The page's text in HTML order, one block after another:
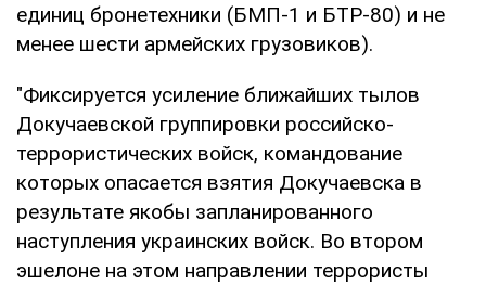
единиц бронетехники (БМП-1 и БТР-80) и не
менее шести армейских грузовиков).
"Фиксируется усиление ближайших тылов
Докучаевской группировки российско-
террористических войск, командование
которых опасается взятия Докучаевска в
результате якобы запланированного
наступления украинских войск. Во втором
эшелоне на этом направлении террористы